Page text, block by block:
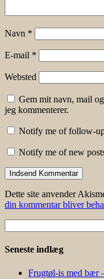
Navn *
E-mail *
Websted
Gem mit navn, mail
jeg kommenterer.
Notify me of follow-
Notify me of new
Dette site anvender
din kommentar bliver
efter:
Seneste indlæg
Frugtøl-is med bær